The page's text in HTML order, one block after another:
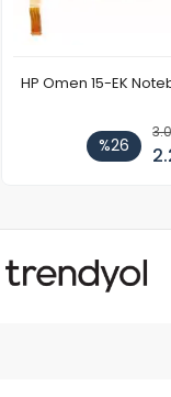
HP Omen 15-EK
%26